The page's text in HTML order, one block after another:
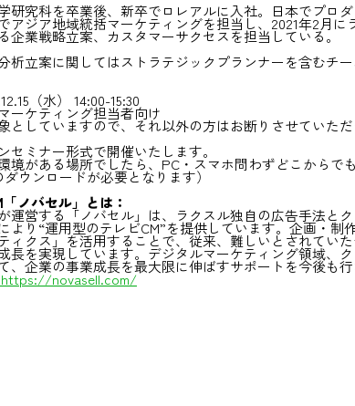
研究科を卒業後、新卒でロレアルに入社。日本でプロ
アジア地域統括マーケティングを担当し、2021年2月
企業戦略立案、カスタマーサクセスを担当している。
立案に関してはストラテジックプランナーを含むチー
（水） 14:00-15:30
ーケティング担当者向け
していますので、それ以外の方はお断りさせていただ
ミナー形式で開催いたします。
境がある場所でしたら、PC・スマホ問わずどこからで
ウンロードが必要となります）
ノバセル」とは：
運営する「ノバセル」は、ラクスル独自の広告手法と
より“運用型のテレビCM”を提供しています。企画・
ィクス」を活用することで、従来、難しいとされてい
長を実現しています。デジタルマーケティング領域、
、企業の事業成長を最大限に伸ばすサポートを今後も行
https://novasell.com/